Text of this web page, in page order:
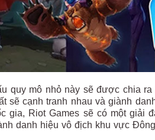
quy mô nhỏ này sẽ được chia
sẽ cạnh tranh nhau và giành
gia, Riot Games sẽ có một giải
danh hiệu vô địch khu vực